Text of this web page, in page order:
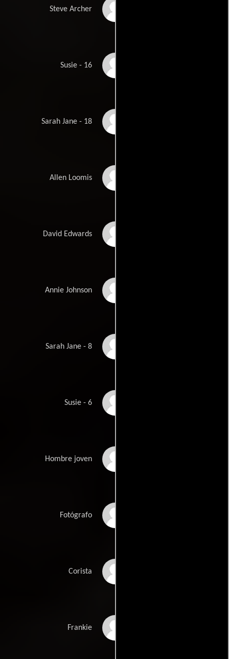
Steve Archer
Susie - 16
Sarah Jane - 18
Allen Loomis
David Edwards
Annie Johnson
Sarah Jane - 8
Susie - 6
Hombre joven
Fotógrafo
Corista
Frankie